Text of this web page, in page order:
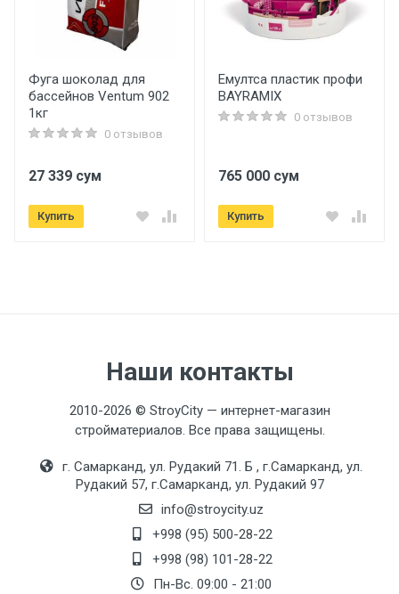
Фуга шоколад для
бассейнов Ventum 902
1кг
0 отзывов
27 339 сум
Купить
Емултса пластик профи
BAYRAMIX
0 отзывов
765 000 сум
Купить
Наши контакты
2010-2026 © StroyCity — интернет-магазин
стройматериалов. Все права защищены.
г. Самарканд, ул. Рудакий 71. Б , г.Самарканд, ул.
Рудакий 57, г.Самарканд, ул. Рудакий 97
info@stroycity.uz
+998 (95) 500-28-22
+998 (98) 101-28-22
Пн-Вс. 09:00 - 21:00